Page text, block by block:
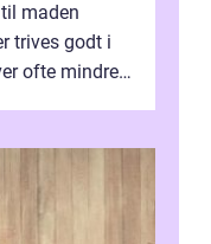
maden
trives godt i
ofte mindre